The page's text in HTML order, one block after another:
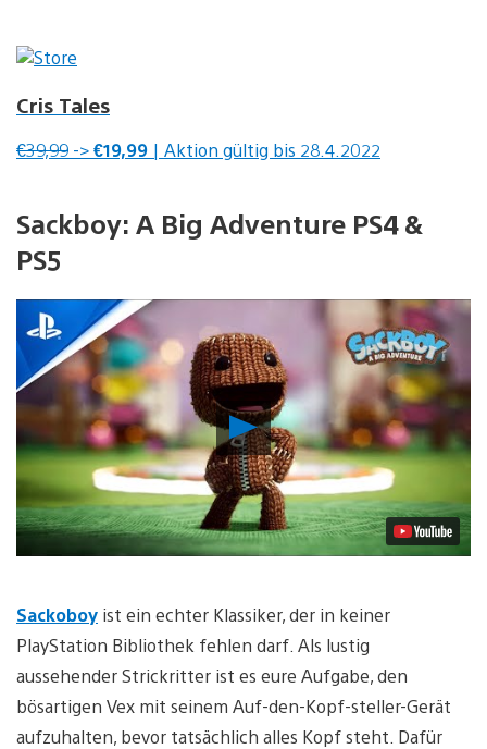
Cris Tales
€39,99 ->€19,99 | Aktion gültig bis 28.4.2022
Sackboy: A Big Adventure PS4 &
PS5
Video
abspielen
Sackoboy ist ein echter Klassiker, der in keiner
PlayStation Bibliothek fehlen darf. Als lustig
aussehender Strickritter ist es eure Aufgabe, den
bösartigen Vex mit seinem Auf-den-Kopf-steller-Gerät
aufzuhalten, bevor tatsächlich alles Kopf steht. Dafür